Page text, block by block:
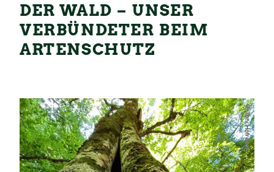
DER WALD – UNSER
VERBÜNDETER BEIM
ARTENSCHUTZ
© Toni Hofreiter